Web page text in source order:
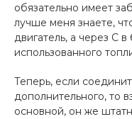
обязательно имеет
лучше меня знаете,
двигатель, а через С
использованного
Теперь, если
дополнительного, то
основной, он же